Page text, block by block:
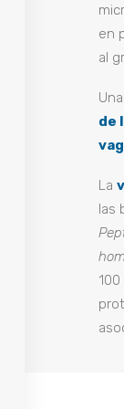
en
al
de
La
las